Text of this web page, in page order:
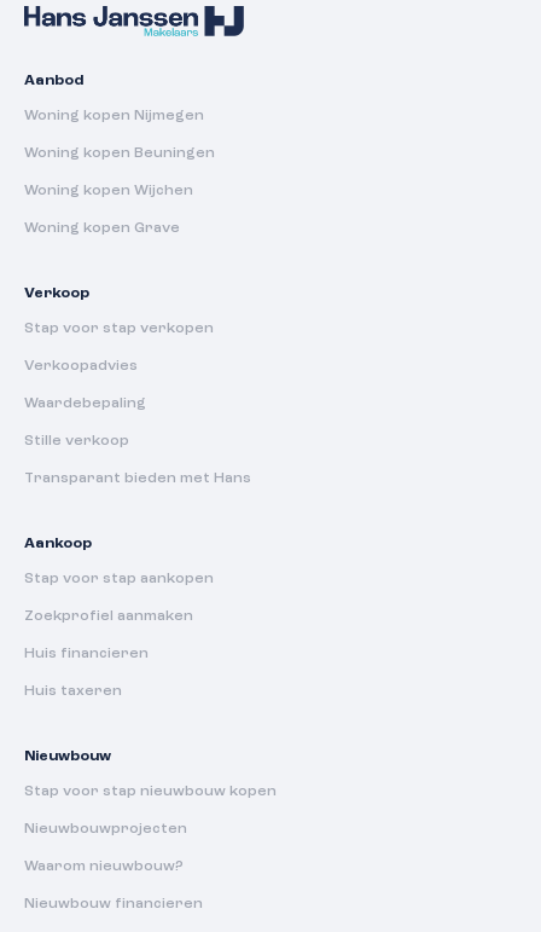
Aanbod
Woning kopen Nijmegen
Woning kopen Beuningen
Woning kopen Wijchen
Woning kopen Grave
Verkoop
Stap voor stap verkopen
Verkoopadvies
Waardebepaling
Stille verkoop
Transparant bieden met Hans
Aankoop
Stap voor stap aankopen
Zoekprofiel aanmaken
Huis financieren
Huis taxeren
Nieuwbouw
Stap voor stap nieuwbouw kopen
Nieuwbouwprojecten
Waarom nieuwbouw?
Nieuwbouw financieren